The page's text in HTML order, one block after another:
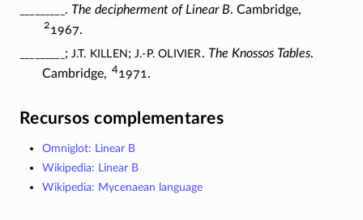
. The decipherment of Linear B. Cambridge,
21967.
; J.T. Killen; J.-P. Olivier. The Knossos Tables.
Cambridge, 41971.
Recursos complementares
Omniglot: Linear B
Wikipedia: Linear B
Wikipedia: Mycenaean language